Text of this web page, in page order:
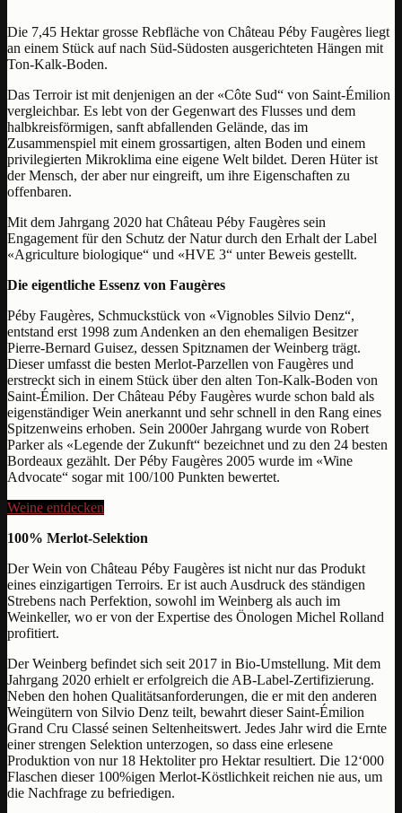
Die 7,45 Hektar grosse Rebfläche von Château Péby Faugères liegt
an einem Stück auf nach Süd-Südosten ausgerichteten Hängen mit
Ton-Kalk-Boden.
Das Terroir ist mit denjenigen an der «Côte Sud“ von Saint-Émilion
vergleichbar. Es lebt von der Gegenwart des Flusses und dem
halbkreisförmigen, sanft abfallenden Gelände, das im
Zusammenspiel mit einem grossartigen, alten Boden und einem
privilegierten Mikroklima eine eigene Welt bildet. Deren Hüter ist
der Mensch, der aber nur eingreift, um ihre Eigenschaften zu
offenbaren.
Mit dem Jahrgang 2020 hat Château Péby Faugères sein
Engagement für den Schutz der Natur durch den Erhalt der Label
«Agriculture biologique“ und «HVE 3“ unter Beweis gestellt.
Die eigentliche Essenz von Faugères
Péby Faugères, Schmuckstück von «Vignobles Silvio Denz“,
entstand erst 1998 zum Andenken an den ehemaligen Besitzer
Pierre-Bernard Guisez, dessen Spitznamen der Weinberg trägt.
Dieser umfasst die besten Merlot-Parzellen von Faugères und
erstreckt sich in einem Stück über den alten Ton-Kalk-Boden von
Saint-Émilion. Der Château Péby Faugères wurde schon bald als
eigenständiger Wein anerkannt und sehr schnell in den Rang eines
Spitzenweins erhoben. Sein 2000er Jahrgang wurde von Robert
Parker als «Legende der Zukunft“ bezeichnet und zu den 24 besten
Bordeaux gezählt. Der Péby Faugères 2005 wurde im «Wine
Advocate“ sogar mit 100/100 Punkten bewertet.
Weine entdecken
100% Merlot-Selektion
Der Wein von Château Péby Faugères ist nicht nur das Produkt
eines einzigartigen Terroirs. Er ist auch Ausdruck des ständigen
Strebens nach Perfektion, sowohl im Weinberg als auch im
Weinkeller, wo er von der Expertise des Önologen Michel Rolland
profitiert.
Der Weinberg befindet sich seit 2017 in Bio-Umstellung. Mit dem
Jahrgang 2020 erhielt er erfolgreich die AB-Label-Zertifizierung.
Neben den hohen Qualitätsanforderungen, die er mit den anderen
Weingütern von Silvio Denz teilt, bewahrt dieser Saint-Émilion
Grand Cru Classé seinen Seltenheitswert. Jedes Jahr wird die Ernte
einer strengen Selektion unterzogen, so dass eine erlesene
Produktion von nur 18 Hektoliter pro Hektar resultiert. Die 12‘000
Flaschen dieser 100%igen Merlot-Köstlichkeit reichen nie aus, um
die Nachfrage zu befriedigen.